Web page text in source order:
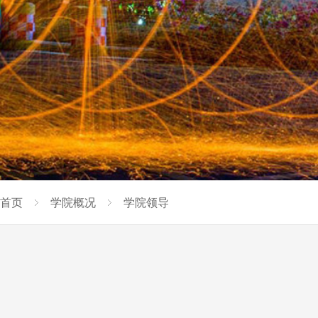
首页 学院概况 学院领导